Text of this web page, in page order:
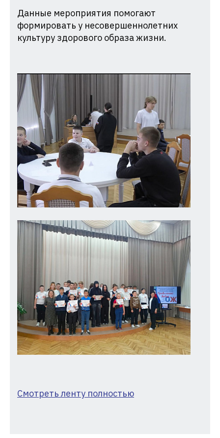
Данные мероприятия помогают
формировать у несовершеннолетних
культуру здорового образа жизни.
Смотреть ленту полностью